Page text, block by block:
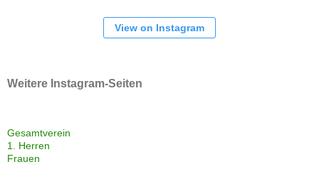
View on Instagram
Weitere Instagram-Seiten
Gesamtverein
1. Herren
Frauen